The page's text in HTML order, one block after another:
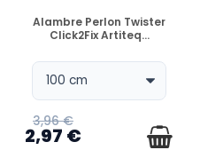
DISPONIBLE
Alambre Perlon Twister
Click2Fix Artiteq...
3,96 €
2,97 €